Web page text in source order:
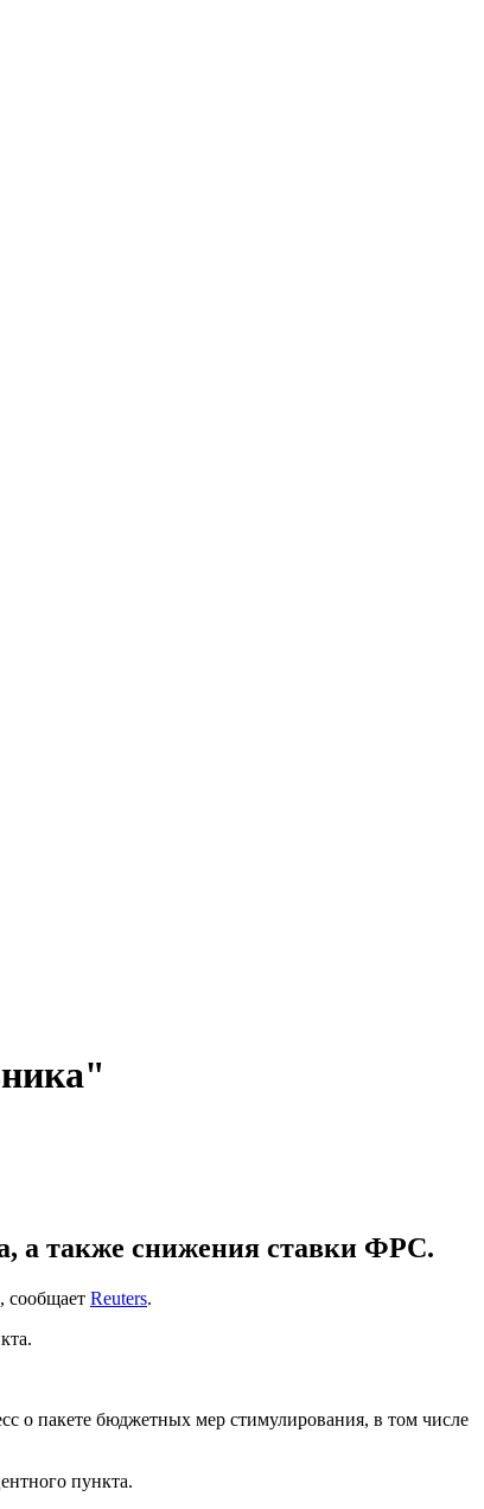
а также снижения ставки ФРС.
сообщает Reuters.
о пакете бюджетных мер стимулирования, в том числе
пункта.